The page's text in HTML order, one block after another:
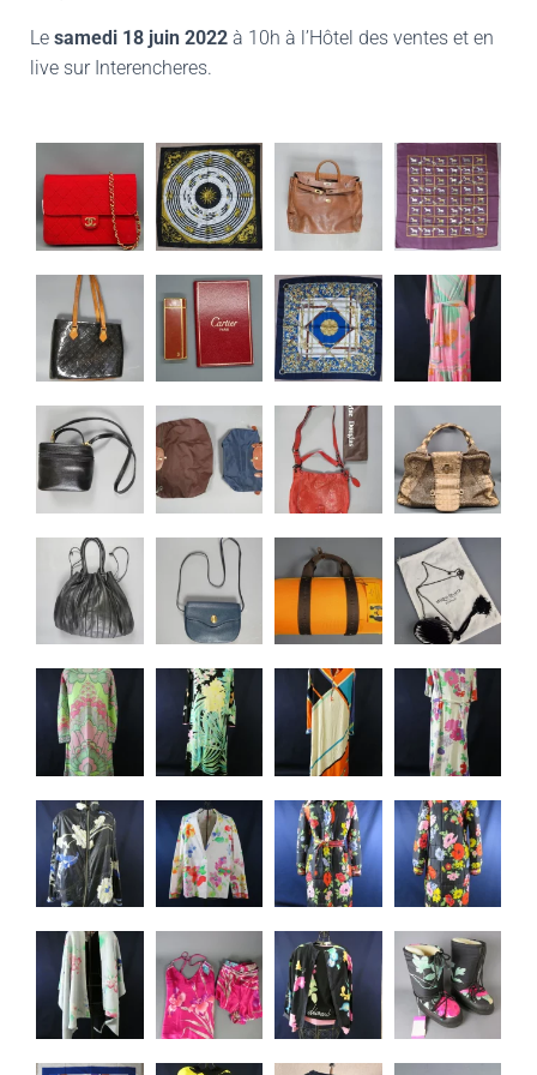
Le samedi 18 juin 2022 à 10h à l’Hôtel des ventes et en
live sur Interencheres.